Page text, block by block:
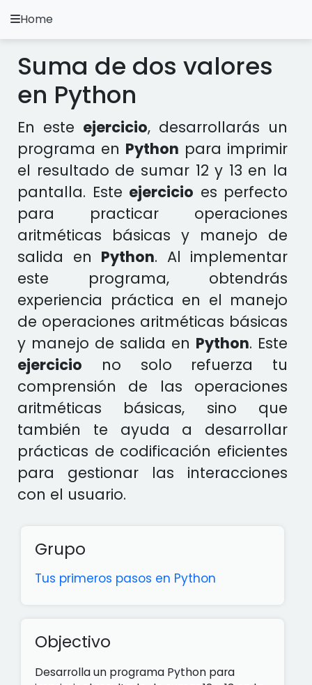
A.
Ejercicios Python
Instalación y Configuración
Metodología Python
Video Tutoriales
Ejercicios en otros Lenguajes
Home
Suma de dos valores
en Python
En este ejercicio, desarrollarás un
programa en Python para imprimir
el resultado de sumar 12 y 13 en la
pantalla. Este ejercicio es perfecto
para practicar operaciones
aritméticas básicas y manejo de
salida en Python. Al implementar
este programa, obtendrás
experiencia práctica en el manejo
de operaciones aritméticas básicas
y manejo de salida en Python. Este
ejercicio no solo refuerza tu
comprensión de las operaciones
aritméticas básicas, sino que
también te ayuda a desarrollar
prácticas de codificación eficientes
para gestionar las interacciones
con el usuario.
Grupo
Tus primeros pasos en Python
Objectivo
Desarrolla un programa Python para